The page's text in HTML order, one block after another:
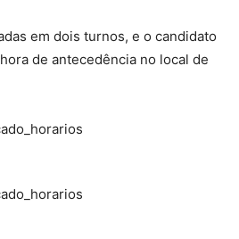
em dois turnos, e o candidato
de antecedência no local de